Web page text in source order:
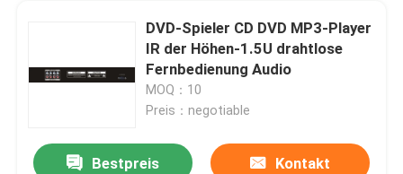
Videos
DVD-Spieler CD DVD MP3-Player
IR der Höhen-1.5U drahtlose
Fernbedienung Audio
MOQ：10
Preis：negotiable
Bestpreis Kontakt